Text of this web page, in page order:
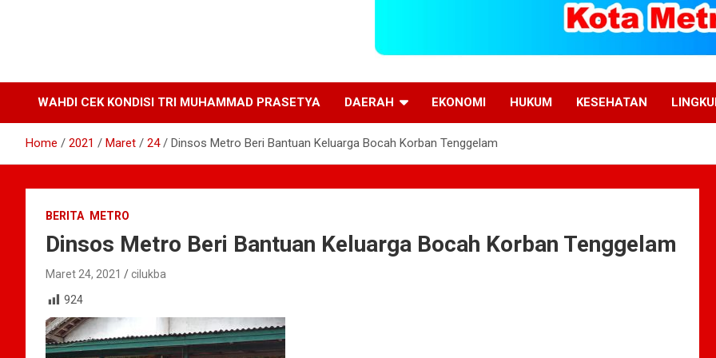
WAHDI CEK KONDISI TRI MUHAMMAD PRASETYA DAERAH EKONOMI HUKUM KESEHATAN
Home 2021 Maret 24 Dinsos Metro Beri Bantuan Keluarga Bocah Korban Tenggelam
BERITA METRO
Dinsos Metro Beri Bantuan Keluarga Bocah Korban Tenggelam
Maret 24, 2021
cilukba
924